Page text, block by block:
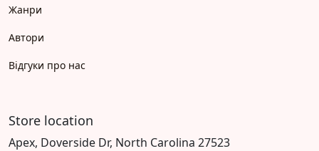
Жанри
Автори
Відгуки про нас
Store location
Apex, Doverside Dr, North Carolina 27523